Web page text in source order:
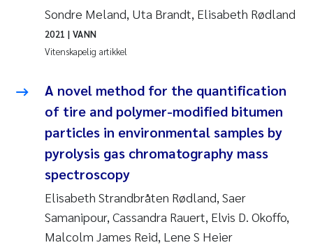
Sondre Meland, Uta Brandt, Elisabeth Rødland
Vitenskapelig artikkel
2021 | VANN
A novel method for the quantification
of tire and polymer-modified bitumen
particles in environmental samples by
pyrolysis gas chromatography mass
spectroscopy
Elisabeth Strandbråten Rødland, Saer
Samanipour, Cassandra Rauert, Elvis D. Okoffo,
Malcolm James Reid, Lene S Heier